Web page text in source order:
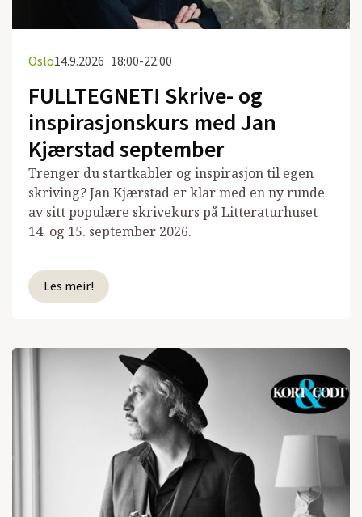
Oslo14.9.2026 18:00-22:00
FULLTEGNET! Skrive- og
inspirasjonskurs med Jan
Kjærstad september
Trenger du startkabler og inspirasjon til egen
skriving? Jan Kjærstad er klar med en ny runde
av sitt populære skrivekurs på Litteraturhuset
14. og 15. september 2026.
Les meir!